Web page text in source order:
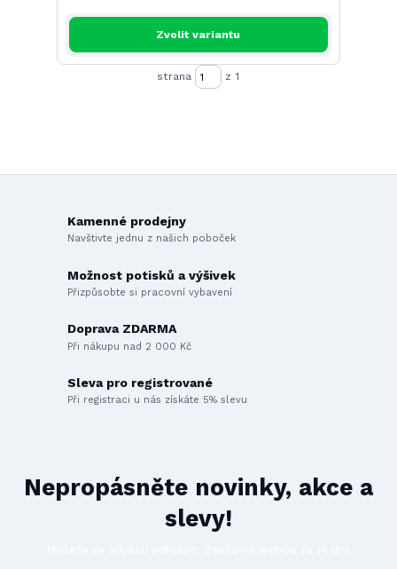
Zvolit variantu
strana z 1
Kamenné prodejny
Navštivte jednu z našich poboček
Možnost potisků a výšivek
Přizpůsobte si pracovní vybavení
Doprava ZDARMA
Při nákupu nad 2 000 Kč
Sleva pro registrované
Při registraci u nás získáte 5% slevu
Nepropásněte novinky, akce a
slevy!